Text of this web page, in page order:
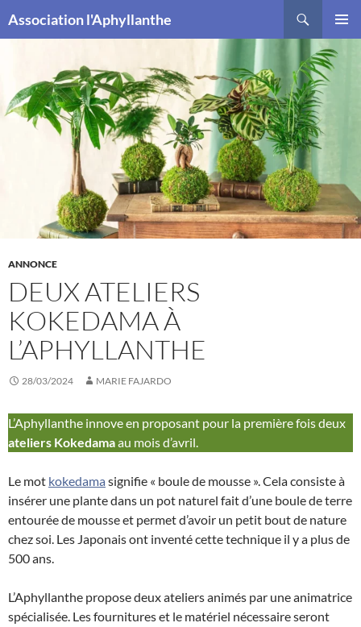
Association l'Aphyllanthe
ANNONCE
DEUX ATELIERS
KOKEDAMA À
L’APHYLLANTHE
28/03/2024 MARIE FAJARDO
L’Aphyllanthe innove en proposant pour la première fois deux
ateliers Kokedamaau mois d’avril.
Le mot kokedama signifie « boule de mousse ». Cela consiste à
insérer une plante dans un pot naturel fait d’une boule de terre
entourée de mousse et permet d’avoir un petit bout de nature
chez soi. Les Japonais ont inventé cette technique il y a plus de
500 ans.
L’Aphyllanthe propose deux ateliers animés par une animatrice
spécialisée. Les fournitures et le matériel nécessaire seront